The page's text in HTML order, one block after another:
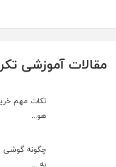
مقالات آموزشی
نکات مهم
هو...
به ...